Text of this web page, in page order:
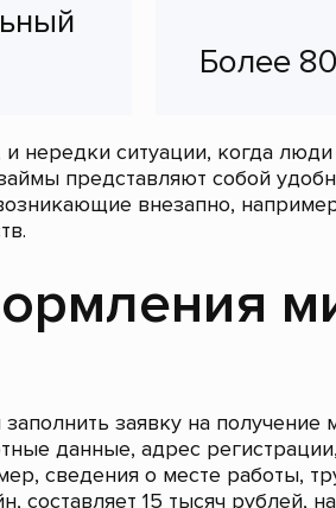
Более
ситуации, когда
представляют собой
внезапно,
заявку на
данные, адрес
сведения о месте работы,
15 тысяч рублей,